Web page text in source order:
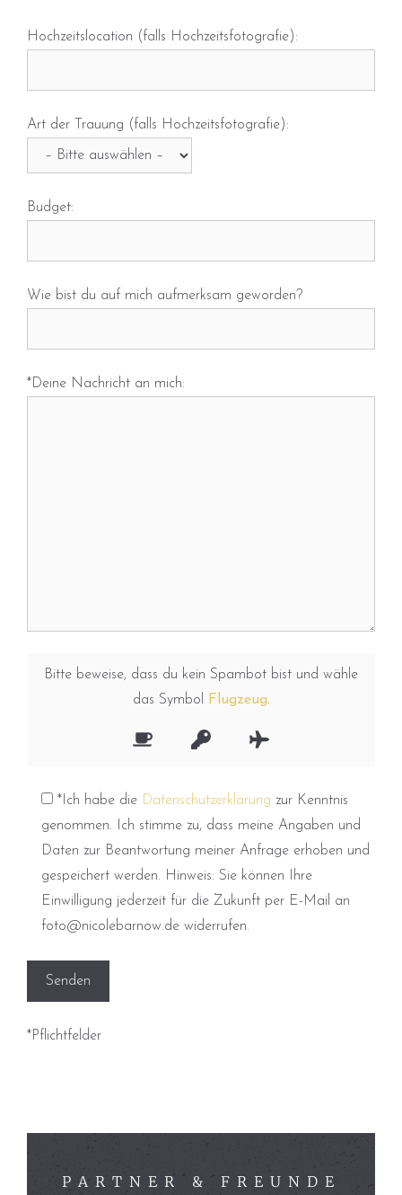
Hochzeitslocation (falls Hochzeitsfotografie):
Art der Trauung (falls Hochzeitsfotografie):
Budget:
Wie bist du auf mich aufmerksam geworden?
*Deine Nachricht an mich:
Bitte beweise, dass du kein Spambot bist und wähle
das Symbol
Flugzeug.
*Ich habe die Datenschutzerklärung zur Kenntnis
genommen. Ich stimme zu, dass meine Angaben und
Daten zur Beantwortung meiner Anfrage erhoben und
gespeichert werden. Hinweis: Sie können Ihre
Einwilligung jederzeit für die Zukunft per E-Mail an
foto@nicolebarnow.de widerrufen.
*Pflichtfelder
PARTNER & FREUNDE